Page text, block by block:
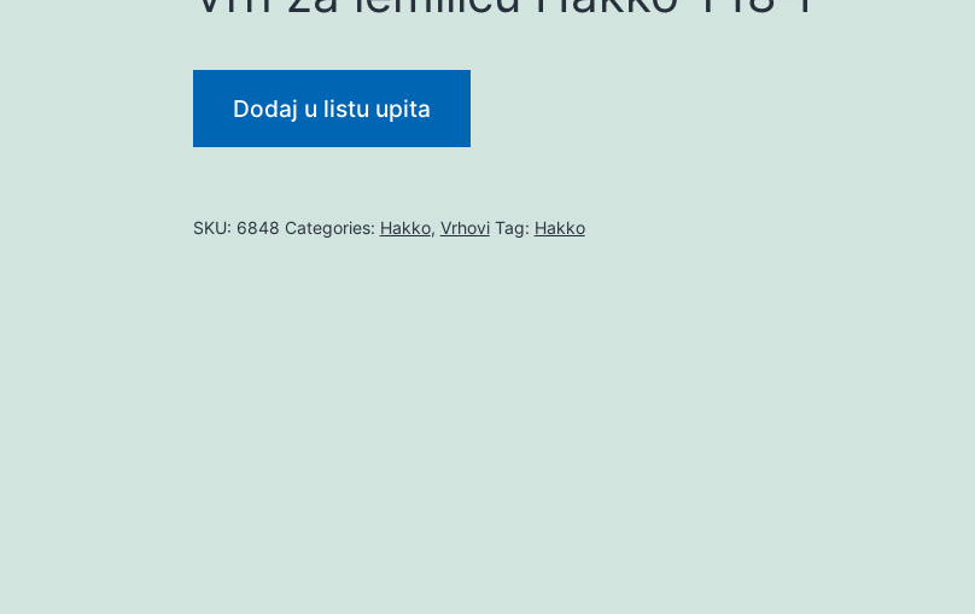
Dodaj u listu upita
SKU: 6848 Categories: Hakko, Vrhovi Tag: Hakko